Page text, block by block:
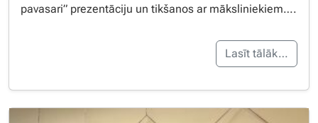
pavasari” prezentāciju un tikšanos ar māksliniekiem….
Lasīt tālāk…